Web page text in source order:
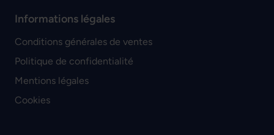
Informations légales
Conditions générales de ventes
Politique de confidentialité
Mentions légales
Cookies